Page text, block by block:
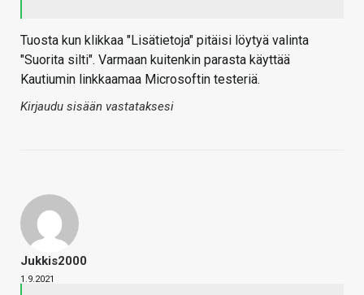
Tuosta kun klikkaa "Lisätietoja" pitäisi löytyä valinta
"Suorita silti". Varmaan kuitenkin parasta käyttää
Kautiumin linkkaamaa Microsoftin testeriä.
Kirjaudu sisään vastataksesi
Jukkis2000
1.9.2021